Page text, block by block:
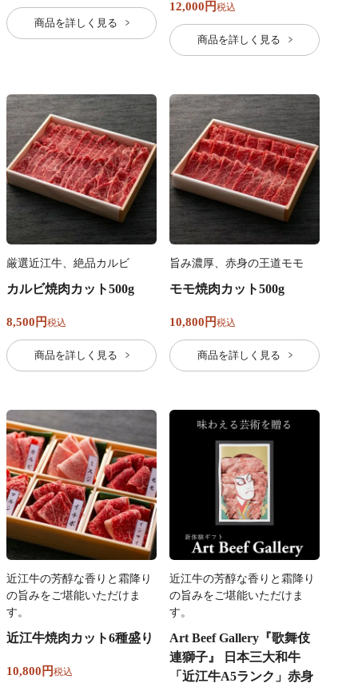
商品を詳しく見る
12,000 税込
商品を詳しく見る
厳選近江牛、絶品カルビ
カルビ焼肉カット500g
8,500 税込
商品を詳しく見る
旨み濃厚、赤身の王道モモ
モモ焼肉カット500g
10,800 税込
商品を詳しく見る
近江牛の芳醇な香りと霜降り
の旨みをご堪能いただけま
す。
近江牛焼肉カット6種盛り
10,800 税込
近江牛の芳醇な香りと霜降り
の旨みをご堪能いただけま
す。
Art Beef Gallery『歌舞伎
連獅子』 日本三大和牛
「近江牛A5ランク」赤身